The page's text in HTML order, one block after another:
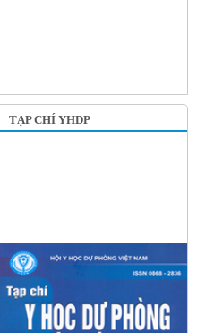
TẠP CHÍ YHDP